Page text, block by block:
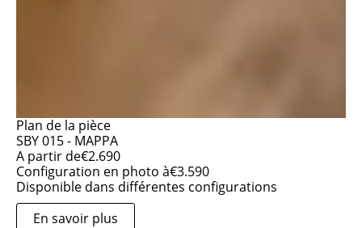
Plan de la pièce
SBY 015 - MAPPA
A partir de€2.690
Configuration en photo à€3.590
Disponible dans différentes configurations
En savoir plus